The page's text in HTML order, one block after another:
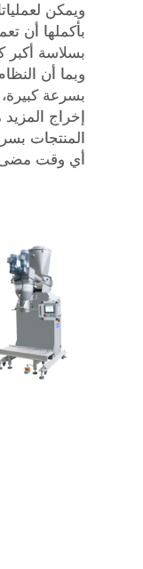
ويمكن
بأكملها أن
بسلاسة أكبر
وبما أن
بسرعة
إخراج
المنتجات
أي وقت